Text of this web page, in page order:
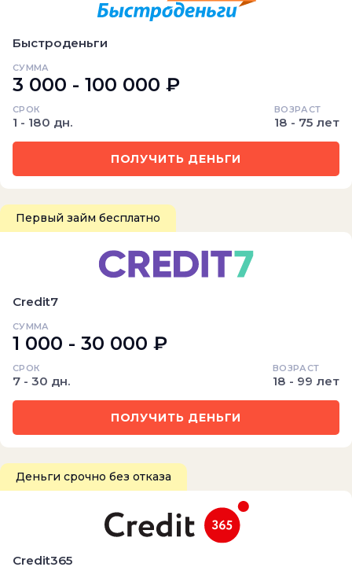
Быстроденьги
СУММА
3 000 - 100 000 ₽
СРОК
1 - 180 дн.
ВОЗРАСТ
18 - 75 лет
ПОЛУЧИТЬ ДЕНЬГИ
Первый займ бесплатно
Credit7
СУММА
1 000 - 30 000 ₽
СРОК
7 - 30 дн.
ВОЗРАСТ
18 - 99 лет
ПОЛУЧИТЬ ДЕНЬГИ
Деньги срочно без отказа
Credit365